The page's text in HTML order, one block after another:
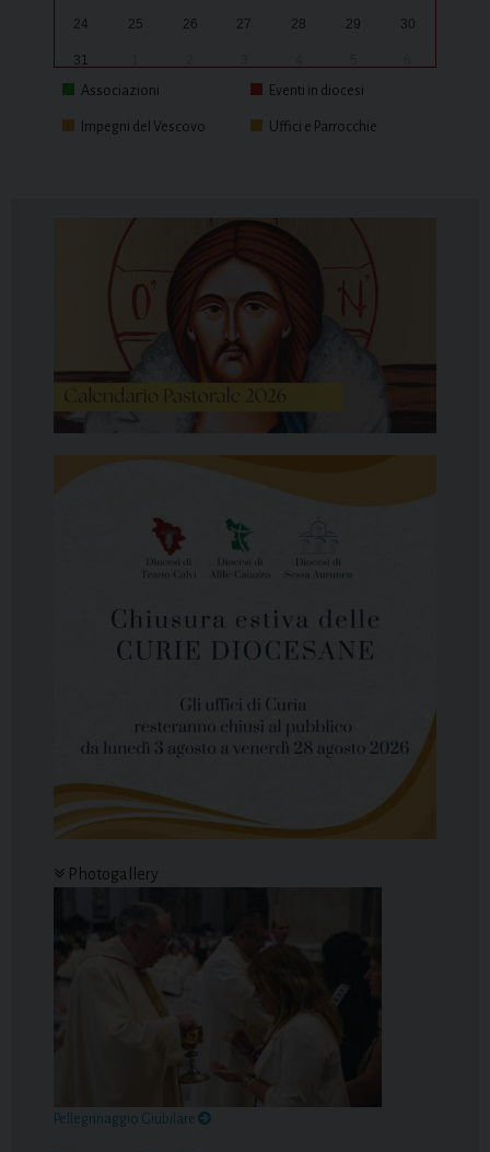
24 25 26 27 28 29 30
31
Associazioni
Eventi in diocesi
Impegni del Vescovo Uffici e Parrocchie
Photogallery
Pellegrinaggio Giubilare